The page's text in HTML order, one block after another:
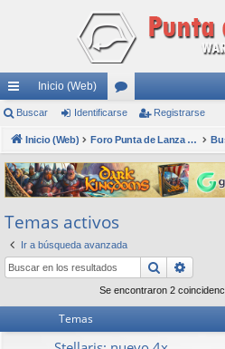
nl
ac
es
rá
pi
do
s
Inicio (Web)
or
os
Buscar Identificarse Registrarse
Inicio (Web) Foro Punta de Lanza Wargames
Temas activos
Ir a búsqueda avanzada
Buscar
Se encontraron 2
Temas